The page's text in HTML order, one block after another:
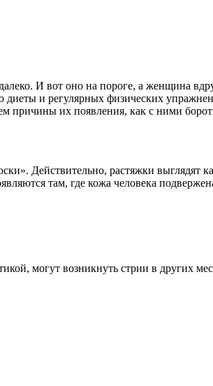
И вот оно на пороге, а женщина
и регулярных физических
причины их появления, как с ними
Действительно, растяжки
там, где кожа человека
могут возникнуть стрии в других